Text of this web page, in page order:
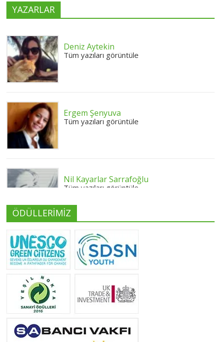
YAZARLAR
Deniz Aytekin
Tüm yazıları görüntüle
Ergem Şenyuva
Tüm yazıları görüntüle
Nil Kayarlar Sarrafoğlu
Tüm yazıları görüntüle
Yeliz Yılmaz
Tüm yazıları görüntüle
ÖDÜLLERİMİZ